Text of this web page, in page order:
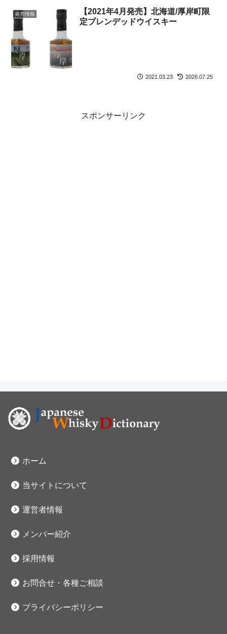
発売情報
【2021年4月発売】北海道/厚岸町限
定ブレンデッドウイスキー
2021.03.23 2026.07.25
スポンサーリンク
ホーム
当サイトについて
運営者情報
メンバー紹介
採用情報
お問合せ・各種ご相談
プライバシーポリシー